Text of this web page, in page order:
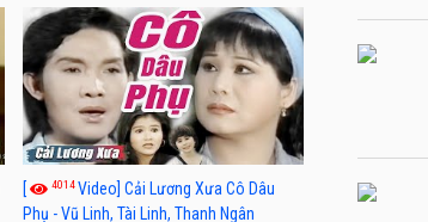
Thanh Hằng
[ 4014Video] Cải Lương Xưa Cô Dâu
Phụ - Vũ Linh, Tài Linh, Thanh Ngân